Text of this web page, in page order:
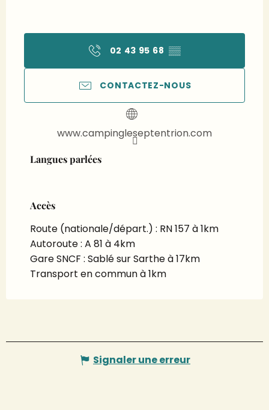
02 43 95 68 ▒▒
CONTACTEZ-NOUS
www.campingleseptentrion.com
Langues parlées
Langues parlées
Accès
Accès
Route (nationale/départ.) : RN 157 à 1km
Autoroute : A 81 à 4km
Gare SNCF : Sablé sur Sarthe à 17km
Transport en commun à 1km
Signaler une erreur